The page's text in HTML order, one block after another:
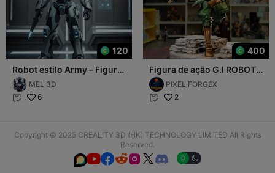
120
Robot estilo Army – Figura
decorativa realista
MEL 3D
 6
400
Figura de ação G.I ROBOT
multi parts
PIXEL FORGEX
 2
Copyright © 2025 CREALITY 3D (HK) TECHNOLOGY LIMITED All Rights
Reserved.
  